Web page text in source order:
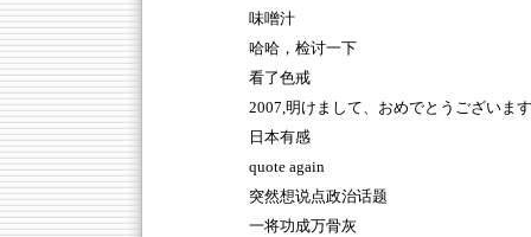
味噌汁
哈哈，检讨一下
看了色戒
2007,明けまして、おめでとうございます
日本有感
quote again
突然想说点政治话题
一将功成万骨灰